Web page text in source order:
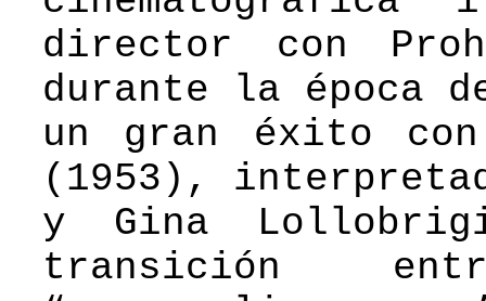
director con
durante la época
un gran éxito
(1953),
y Gina
transición